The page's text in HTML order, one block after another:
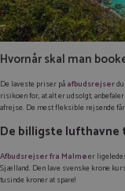
Hvornår skal man
De laveste priser påafbudsrejser
risikoen for, at alt er udsolgt,
afrejse. De mest fleksible rejsende
De billigste lufthavne
Afbudsrejser fra Malmøer
Sjælland. Den lave svenske krone
tusinde kroner at spare!